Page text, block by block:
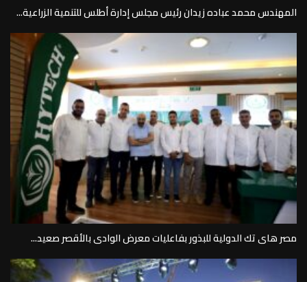
المهندس محمد عباده زيدان رئيس مجلس إدارة أطلس للتنمية الزراعية...
مصر هاى تك الدولية للبذور بفاعليات معرض الوادى بالأقصر صعيد...